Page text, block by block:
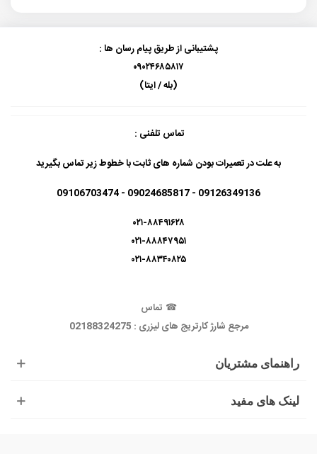
راهنمای مشتریان
لینک های مفید
پشتیبانی از طریق پیام رسان ها :
۰۹۰۲۴۶۸۵۸۱۷
(بله / ایتا)
تماس تلفنی :
به علت در تعمیرات بودن شماره های ثابت با خطوط زیر تماس بگیرید
09126349136 - 09024685817 - 09106703474
۰۲۱-۸۸۴۹۱۶۲۸
۰۲۱-۸۸۸۴۷۹۵۱
۰۲۱-۸۸۳۴۰۸۲۵
☎ تماس
مرجع شارژ کارتریج های لیزری : 02188324275